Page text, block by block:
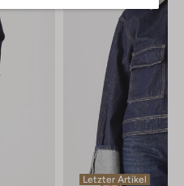
Letzter Artikel